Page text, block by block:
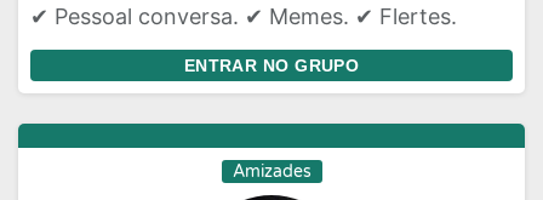
✔ Pessoal conversa. ✔ Memes. ✔ Flertes.
ENTRAR NO GRUPO
Amizades